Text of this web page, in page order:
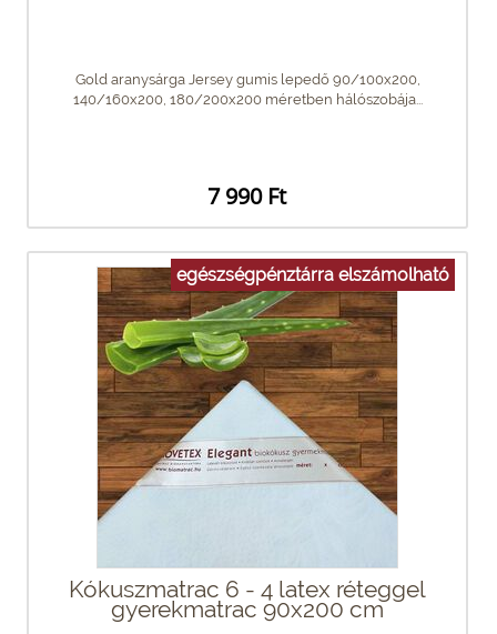
Gold aranysárga Jersey gumis lepedő 90/100x200,
140/160x200, 180/200x200 méretben hálószobája...
7 990 Ft
egészségpénztárra elszámolható
Kókuszmatrac 6 - 4 latex réteggel
gyerekmatrac 90x200 cm